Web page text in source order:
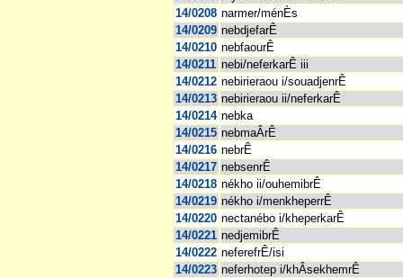
14/0208 narmer/ménÈs
14/0209 nebdjefarÊ
14/0210 nebfaourÊ
14/0211 nebi/neferkarÊ iii
14/0212 nebirieraou i/souadjenrÊ
14/0213 nebirieraou ii/neferkarÊ
14/0214 nebka
14/0215 nebmaÂrÊ
14/0216 nebrÊ
14/0217 nebsenrÊ
14/0218 nékho ii/ouhemibrÊ
14/0219 nékho i/menkheperrÊ
14/0220 nectanébo i/kheperkarÊ
14/0221 nedjemibrÊ
14/0222 neferefrÊ/isi
14/0223 neferhotep i/khÂsekhemrÊ